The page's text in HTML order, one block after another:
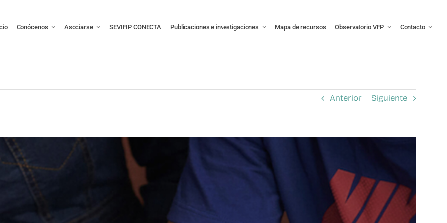
Conócenos Asociarse SEVIFIP CONECTA Publicaciones e investigaciones Mapa de recursos Observatorio VFP Contacto
Anterior Siguiente